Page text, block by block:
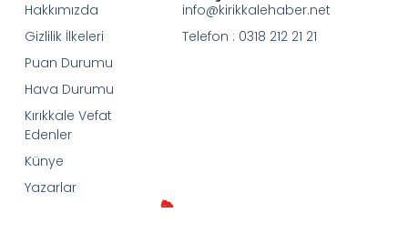
Hakkımızda
Gizlilik İlkeleri
Puan Durumu
Hava Durumu
Kırıkkale Vefat
Edenler
Künye
Yazarlar
info@kirikkalehaber.net
Telefon : 0318 212 21 21